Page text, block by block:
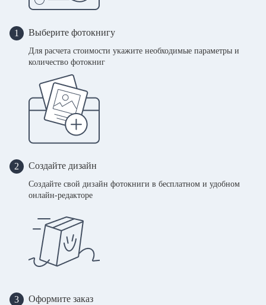
1 Выберите фотокнигу
Для расчета стоимости укажите необходимые параметры и
количество фотокниг
2 Создайте дизайн
Создайте свой дизайн фотокниги в бесплатном и удобном
онлайн-редакторе
3 Оформите заказ